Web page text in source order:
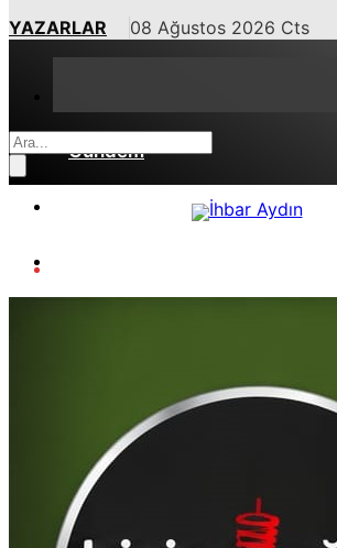
YAZARLAR
08 Ağustos 2026 Cts
Gündem
Ekonomi
Sağlık